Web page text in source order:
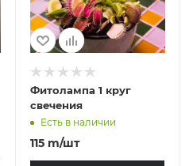
Фитолампа 1 круг
свечения
Есть в наличии
115m/шт